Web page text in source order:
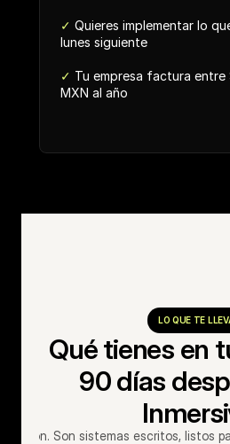
✓ Quieres implementar lo
lunes siguiente
✓ Tu empresa factura entre
MXN al año
LO QUE TE
Qué tienes en
90 días
Son sistemas escritos, listos